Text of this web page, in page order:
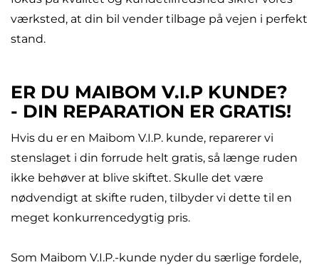
værksted, at din bil vender tilbage på vejen i perfekt
stand.
ER DU MAIBOM V.I.P KUNDE?
- DIN REPARATION ER GRATIS!
Hvis du er en Maibom V.I.P. kunde, reparerer vi
stenslaget i din forrude helt gratis, så længe ruden
ikke behøver at blive skiftet. Skulle det være
nødvendigt at skifte ruden, tilbyder vi dette til en
meget konkurrencedygtig pris.
Som Maibom V.I.P.-kunde nyder du særlige fordele,